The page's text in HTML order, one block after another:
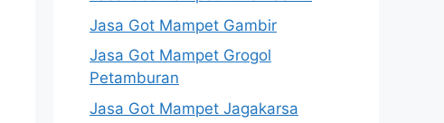
Jasa Got Mampet Gambir
Jasa Got Mampet Grogol
Petamburan
Jasa Got Mampet Jagakarsa